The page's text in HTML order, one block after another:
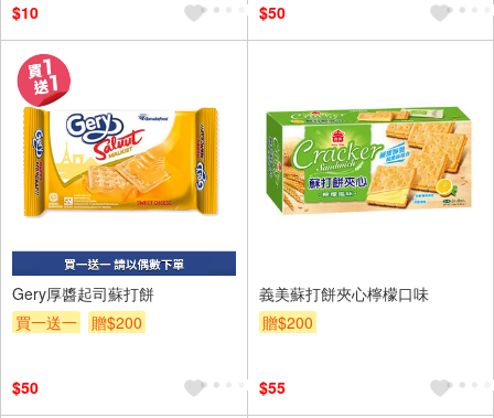
$10
$50
Gery厚醬起司蘇打餅
買一送一
贈$200
$50
義美蘇打餅夾心檸檬口味
贈$200
$55